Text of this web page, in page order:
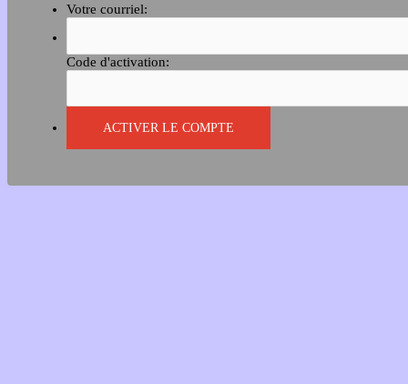
Votre courriel:
Code d'activation: